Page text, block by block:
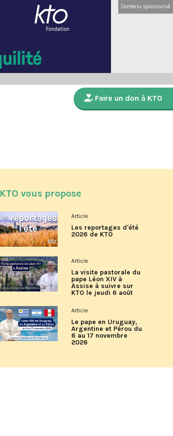
Contenu sponsorisé
Faire un don à KTO
KTO vous propose
Article
Les reportages d'été
2026 de KTO
Article
La visite pastorale du
pape Léon XIV à
Assise à suivre sur
KTO le jeudi 6 août
Article
Le pape en Uruguay,
Argentine et Pérou du
6 au 17 novembre
2026